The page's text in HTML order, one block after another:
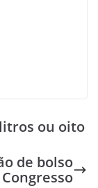
ou oito
de bolso